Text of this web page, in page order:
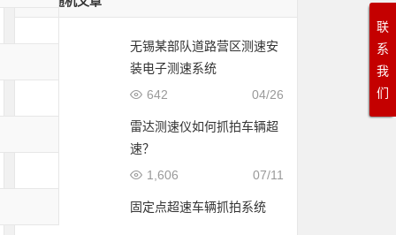
无锡某部队道路营区测速安
装电子测速系统
04/26
642
雷达测速仪如何抓拍车辆超
速？
07/11
1,606
固定点超速车辆抓拍系统
联
系
我
们